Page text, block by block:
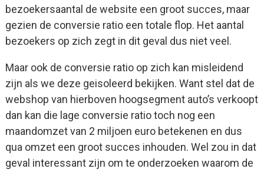
bezoekersaantal de website een groot succes, maar
gezien de conversie ratio een totale flop. Het aantal
bezoekers op zich zegt in dit geval dus niet veel.
Maar ook de conversie ratio op zich kan misleidend
zijn als we deze geisoleerd bekijken. Want stel dat de
webshop van hierboven hoogsegment auto’s verkoopt
dan kan die lage conversie ratio toch nog een
maandomzet van 2 miljoen euro betekenen en dus
qua omzet een groot succes inhouden. Wel zou in dat
geval interessant zijn om te onderzoeken waarom de